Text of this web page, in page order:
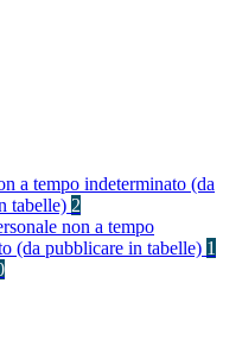
a tempo indeterminato (da
tabelle) 2
non a tempo
(da pubblicare in tabelle) 1